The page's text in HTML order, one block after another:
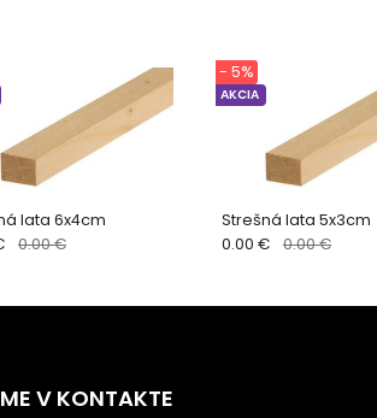
lata 6x4cm
0.00 €
Strešná lata 5x3cm
AKCIA
- 5%
0.00 € 0.00 €
V KONTAKTE